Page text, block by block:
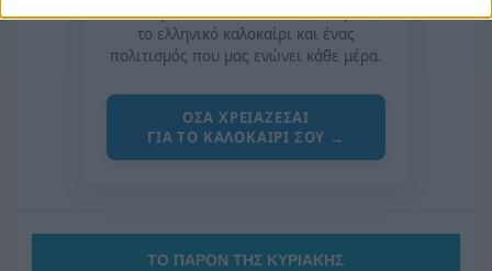
Οι άνθρωποι, οι αυθεντικές ιστορίες,
το ελληνικό καλοκαίρι και ένας
πολιτισμός που μας ενώνει κάθε μέρα.
ΟΣΑ ΧΡΕΙΑΖΕΣΑΙ
ΓΙΑ ΤΟ ΚΑΛΟΚΑΙΡΙ ΣΟΥ →
ΤΟ ΠΑΡΟΝ ΤΗΣ ΚΥΡΙΑΚΗΣ